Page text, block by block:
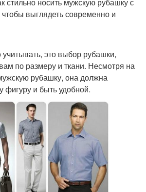
выглядеть современно и
это выбор рубашки,
по размеру и ткани. Несмотря на
рубашку, она должна
фигуру и быть удобной.